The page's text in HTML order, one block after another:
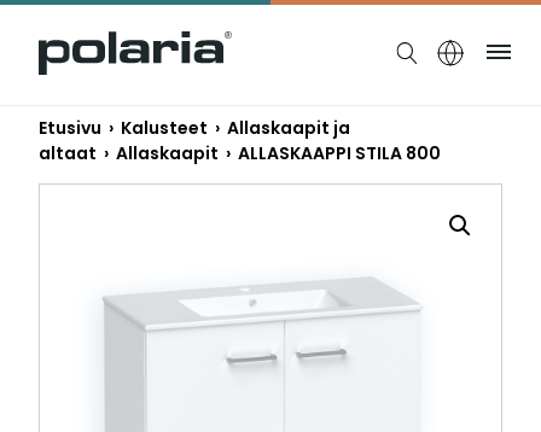
https://polaria.fi/name
Etusivu › Kalusteet › Allaskaapit ja
altaat › Allaskaapit › ALLASKAAPPI STILA 800